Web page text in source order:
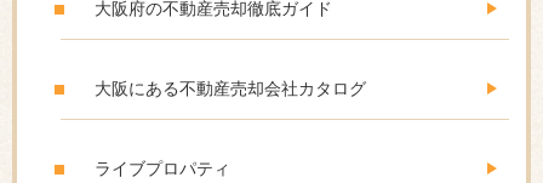
大阪府の不動産売却徹底ガイド
大阪にある不動産売却会社カタログ
ライブプロパティ